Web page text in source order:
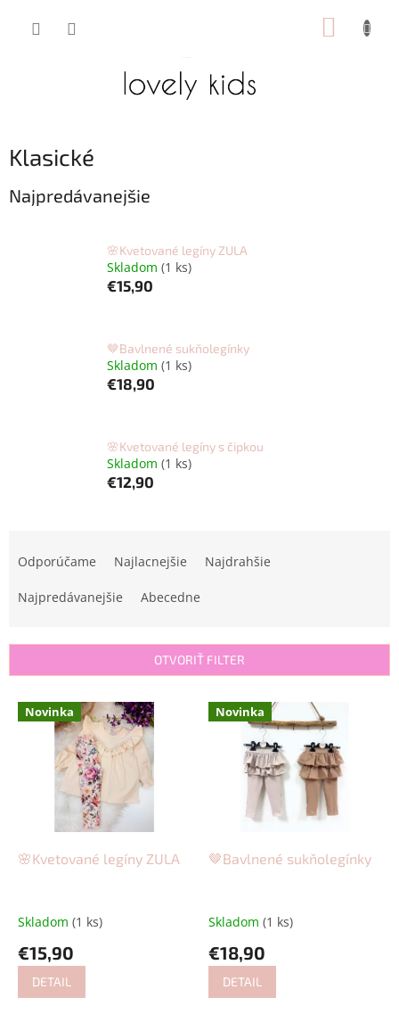
Klasické
Najpredávanejšie
🌸Kvetované legíny ZULA
Skladom (1 ks)
€15,90
🤎Bavlnené sukňolegínky
Skladom (1 ks)
€18,90
🌸Kvetované legíny s čipkou
Skladom (1 ks)
€12,90
p
Odporúčame Najlacnejšie Najdrahšie
Najpredávanejšie Abecedne
OTVORIŤ FILTER
V Novinka
🌸Kvetované legíny ZULA
Skladom (1 ks)
€15,90
DETAIL
Novinka
🤎Bavlnené sukňolegínky
Skladom (1 ks)
€18,90
DETAIL